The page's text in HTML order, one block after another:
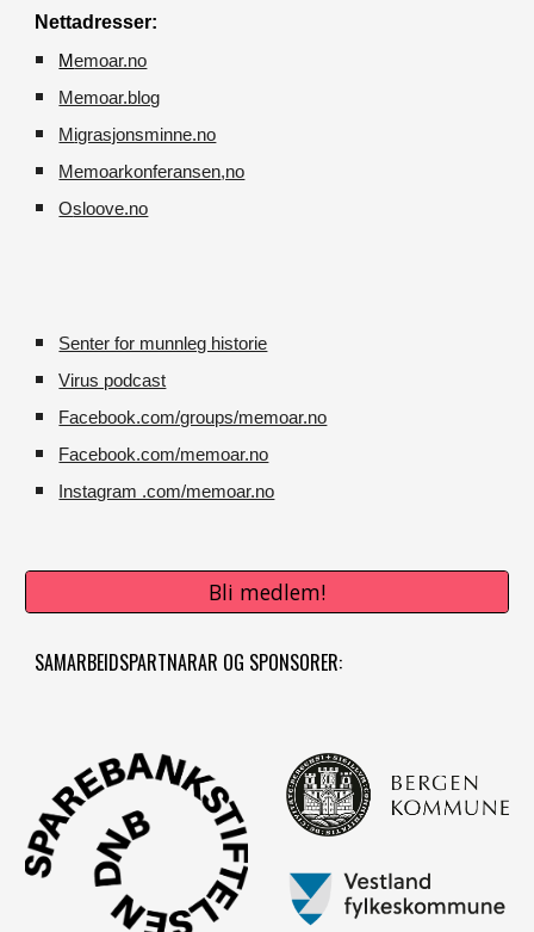
Nettadresser:
Memoar.no
Memoar.blog
M igrasjonsminne.no
Memoarkonferansen,no
Osloove.no
Senter for munnleg historie
Virus podcast
Facebook.com/groups/memoar.no
Facebook.com/memoar.no
Instagram .com/memoar.no
Bli medlem!
SAMARBEIDSPARTNARAR OG SPONSORER: